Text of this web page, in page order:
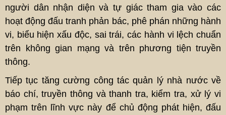
người dân nhận diện và tự giác tham gia vào các
hoạt động đấu tranh phản bác, phê phán những hành
vi, biểu hiện xấu độc, sai trái, các hành vi lệch chuẩn
trên không gian mạng và trên phương tiện truyền
thông.
Tiếp tục tăng cường công tác quản lý nhà nước về
báo chí, truyền thông và thanh tra, kiểm tra, xử lý vi
phạm trên lĩnh vực này để chủ động phát hiện, đấu